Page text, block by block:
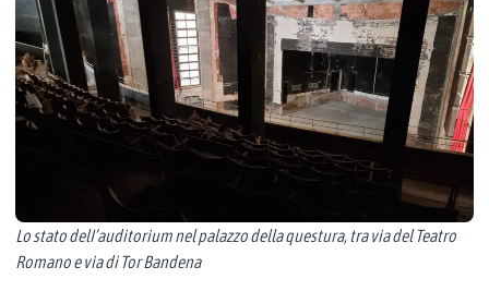
Lo stato delI’auditorium nel palazzo della questura, tra via del Teatro
Romano e via di Tor Bandena